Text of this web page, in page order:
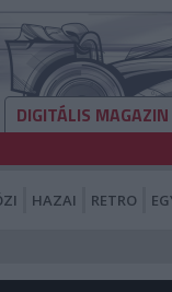
DIGITÁLIS MAGAZIN
HAZAI RETRO